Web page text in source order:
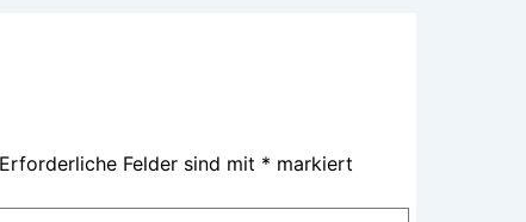
Erforderliche Felder sind mit * markiert